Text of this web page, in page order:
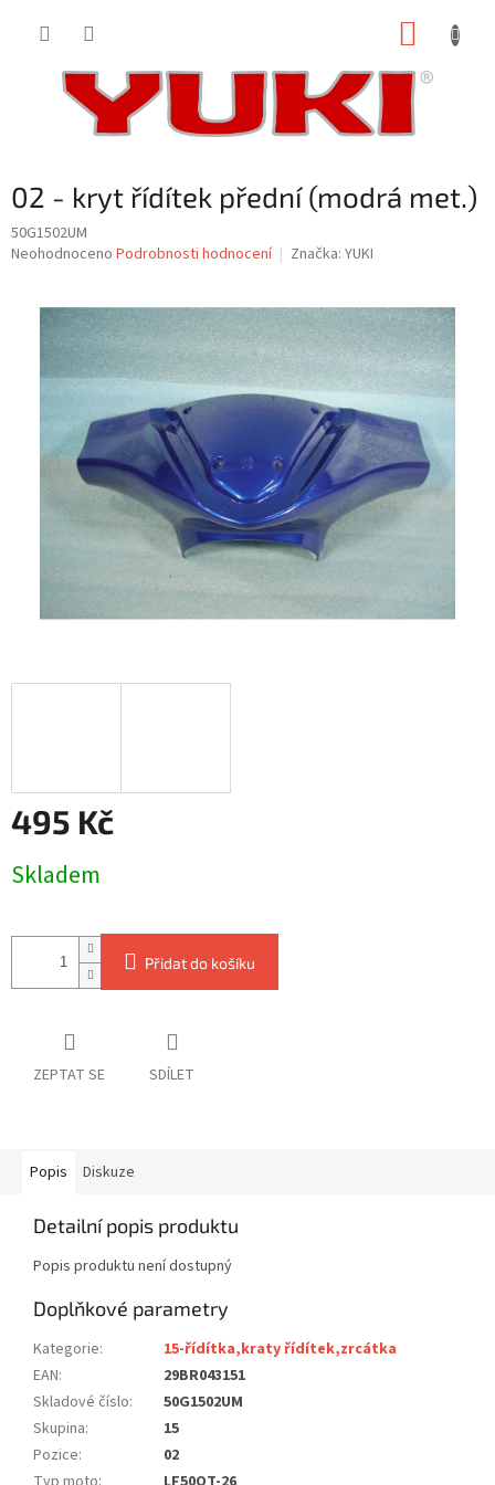
02 - kryt řídítek přední (modrá met.)
50G1502UM
Průměrné
Neohodnoceno Podrobnosti hodnocení Značka: YUKI
495 Kč
cena:
Skladem
Přidat do košíku
ZEPTAT SE SDÍLET
Popis Diskuze
Detailní popis produktu
Popis produktu není dostupný
Doplňkové parametry
Kategorie:
15-řídítka,kraty řídítek,zrcátka
EAN:
29BR043151
Skladové číslo:
50G1502UM
Skupina:
15
Pozice:
02